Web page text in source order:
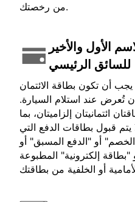
من رخصتك.
الأول والأخير
للسائق الرئيسي
أن تكون بطاقة الائتمان
تُعرض عند استلام السيارة.
ائتمانيتان إلزاميتان، بما
قبول بطاقات الدفع التي
أو "الدفع المسبق" أو
إلكترونية" المطبوعة
أو الخلفية من بطاقتك